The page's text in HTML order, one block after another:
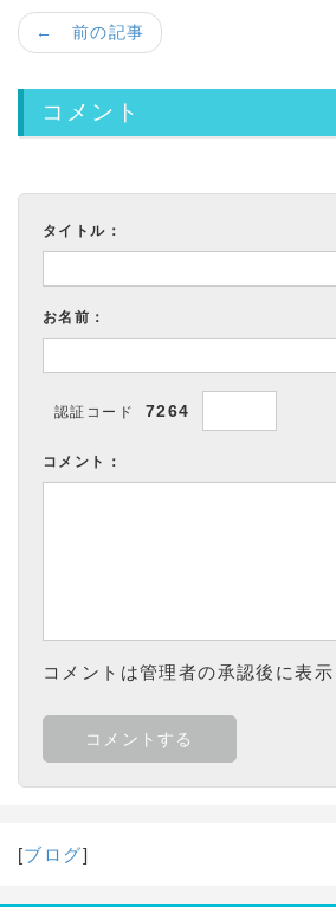
← 前の記事
コメント
タイトル：
お名前：
認証コード 7264
コメント：
コメントは管理者の承認後に表示
[ブログ]